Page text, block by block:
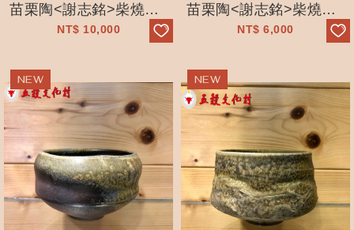
苗栗陶<謝志銘>柴燒茶海-9 _手工拉坯 _-自然落灰—獨一無二_五穀文化...
NT$ 10,000
苗栗陶<謝志銘>柴燒茶碗 _手工拉坯 _-自然落灰—獨一無二_五穀文化村-...
NT$ 6,000